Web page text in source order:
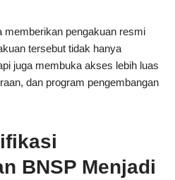
memberikan pengakuan resmi
tersebut tidak hanya
juga membuka akses lebih luas
dan program pengembangan
BNSP Menjadi